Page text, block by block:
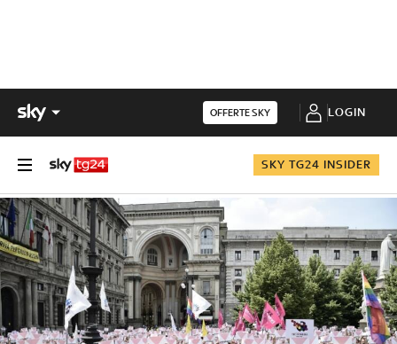
OFFERTE SKY LOGIN
SKY TG24 INSIDER